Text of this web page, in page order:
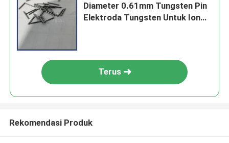
Diameter 0.61mm Tungsten Pin
Elektroda Tungsten Untuk Ion
Terus
Rekomendasi Produk